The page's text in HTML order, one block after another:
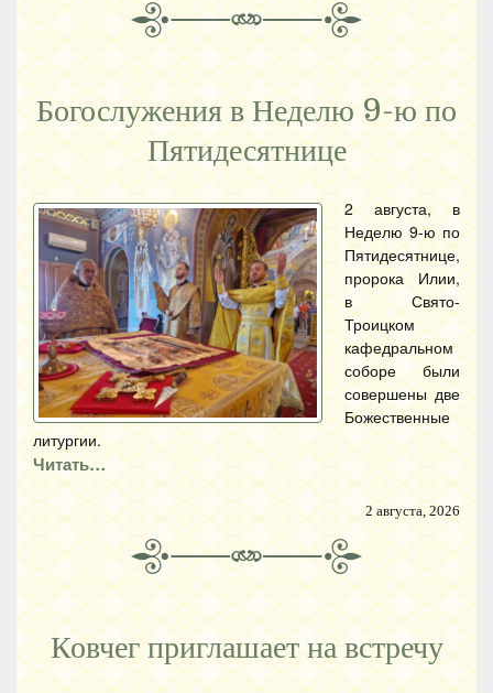
Богослужения в Неделю 9-ю по
Пятидесятнице
2 августа, в
Неделю 9-ю по
Пятидесятнице,
пророка Илии,
в Свято-
Троицком
кафедральном
соборе были
совершены две
Божественные
литургии.
Читать…
2 августа, 2026
Ковчег приглашает на встречу